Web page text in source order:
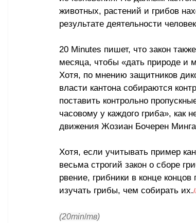
животных, растений и грибов
результате деятельности
20 Minutes пишет, что закон
месяца, чтобы «дать природе и
Хотя, по мнению защитников
власти кантона собираются
поставить контрольно
часовому у каждого гриба», как
движения Жозиан Бочерен
Хотя, если учитывать пример
весьма строгий закон о сборе
рвение, грибники в конце концов
изучать грибы, чем собирать их.
(20min/тв)